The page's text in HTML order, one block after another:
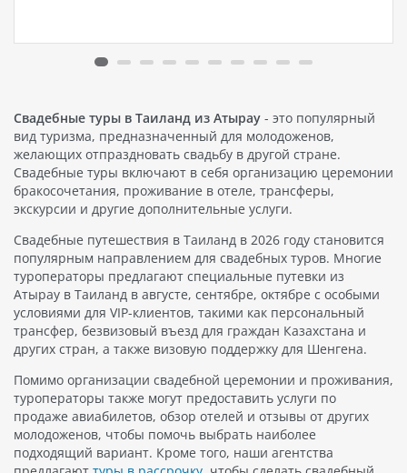
что вам нужно. Пляж…
Свадебные туры в Таиланд из Атырау - это популярный
вид туризма, предназначенный для молодоженов,
желающих отпраздновать свадьбу в другой стране.
Свадебные туры включают в себя организацию церемонии
бракосочетания, проживание в отеле, трансферы,
экскурсии и другие дополнительные услуги.
Свадебные путешествия в Таиланд в 2026 году становится
популярным направлением для свадебных туров. Многие
туроператоры предлагают специальные путевки из
Атырау в Таиланд в августе, сентябре, октябре с особыми
условиями для VIP-клиентов, такими как персональный
трансфер, безвизовый въезд для граждан Казахстана и
других стран, а также визовую поддержку для Шенгена.
Помимо организации свадебной церемонии и проживания,
туроператоры также могут предоставить услуги по
продаже авиабилетов, обзор отелей и отзывы от других
молодоженов, чтобы помочь выбрать наиболее
подходящий вариант. Кроме того, наши агентства